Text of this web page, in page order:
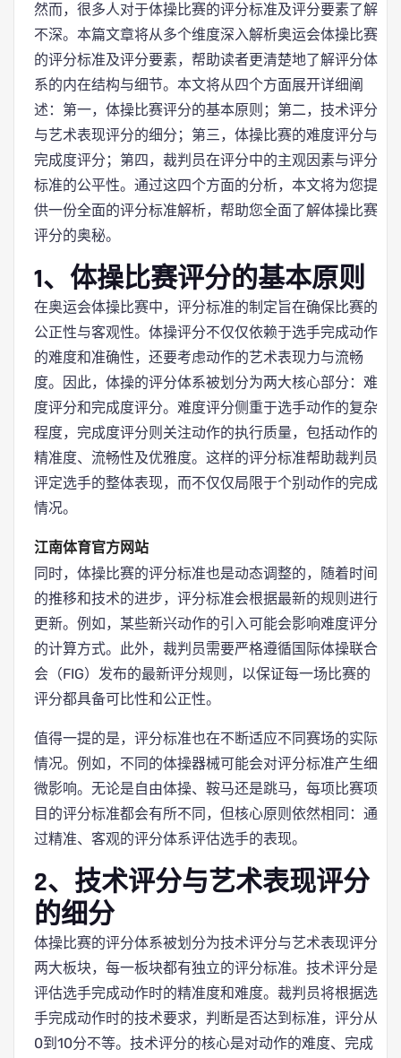
然而，很多人对于体操比赛的评分标准及评分要素了解
不深。本篇文章将从多个维度深入解析奥运会体操比赛
的评分标准及评分要素，帮助读者更清楚地了解评分体
系的内在结构与细节。本文将从四个方面展开详细阐
述：第一，体操比赛评分的基本原则；第二，技术评分
与艺术表现评分的细分；第三，体操比赛的难度评分与
完成度评分；第四，裁判员在评分中的主观因素与评分
标准的公平性。通过这四个方面的分析，本文将为您提
供一份全面的评分标准解析，帮助您全面了解体操比赛
评分的奥秘。
1、体操比赛评分的基本原则
在奥运会体操比赛中，评分标准的制定旨在确保比赛的
公正性与客观性。体操评分不仅仅依赖于选手完成动作
的难度和准确性，还要考虑动作的艺术表现力与流畅
度。因此，体操的评分体系被划分为两大核心部分：难
度评分和完成度评分。难度评分侧重于选手动作的复杂
程度，完成度评分则关注动作的执行质量，包括动作的
精准度、流畅性及优雅度。这样的评分标准帮助裁判员
评定选手的整体表现，而不仅仅局限于个别动作的完成
情况。
江南体育官方网站
同时，体操比赛的评分标准也是动态调整的，随着时间
的推移和技术的进步，评分标准会根据最新的规则进行
更新。例如，某些新兴动作的引入可能会影响难度评分
的计算方式。此外，裁判员需要严格遵循国际体操联合
会（FIG）发布的最新评分规则，以保证每一场比赛的
评分都具备可比性和公正性。
值得一提的是，评分标准也在不断适应不同赛场的实际
情况。例如，不同的体操器械可能会对评分标准产生细
微影响。无论是自由体操、鞍马还是跳马，每项比赛项
目的评分标准都会有所不同，但核心原则依然相同：通
过精准、客观的评分体系评估选手的表现。
2、技术评分与艺术表现评分
的细分
体操比赛的评分体系被划分为技术评分与艺术表现评分
两大板块，每一板块都有独立的评分标准。技术评分是
评估选手完成动作时的精准度和难度。裁判员将根据选
手完成动作时的技术要求，判断是否达到标准，评分从
0到10分不等。技术评分的核心是对动作的难度、完成